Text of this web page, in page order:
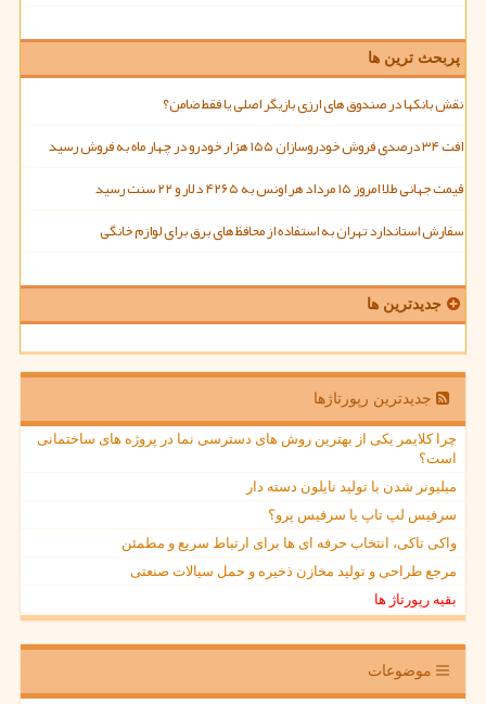
پربحث ترین ها
نقش بانکها در صندوق های ارزی بازیگر اصلی یا فقط ضامن؟
افت ۳۴ درصدی فروش خودروسازان ۱۵۵ هزار خودرو در چهار ماه به فروش رسید
قیمت جهانی طلا امروز ۱۵ مرداد هر اونس به ۴۲۶۵ دلار و ۲۲ سنت رسید
سفارش استاندارد تهران به استفاده از محافظ های برق برای لوازم خانگی
جدیدترین ها
جدیدترین رپورتاژها
چرا کلایمر یکی از بهترین روش های دسترسی نما در پروژه های ساختمانی
است؟
میلیونر شدن با تولید نایلون دسته دار
سرفیس لپ تاپ یا سرفیس پرو؟
واکی تاکی، انتخاب حرفه ای ها برای ارتباط سریع و مطمئن
مرجع طراحی و تولید مخازن ذخیره و حمل سیالات صنعتی
بقیه رپورتاژ ها
موضوعات